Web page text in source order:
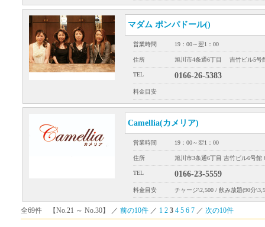
マダム ポンパドール()
営業時間 19：00～翌1：00
住所 旭川市4条通6丁目 吉竹ビル5号
TEL 0166-26-5383
料金目安
Camellia(カメリア)
営業時間 19：00～翌1：00
住所 旭川市3条通6丁目 吉竹ビル6号館
TEL 0166-23-5559
料金目安 チャージ\2,500 / 飲み放題(90分
全69件 【No.21 ～ No.30】 ／ 前の10件 ／ 1 2 3 4 5 6 7 ／ 次の10件